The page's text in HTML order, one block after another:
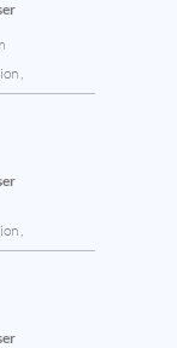
,
,